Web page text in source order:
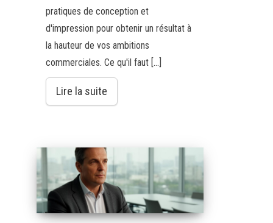
pratiques de conception et
d'impression pour obtenir un résultat à
la hauteur de vos ambitions
commerciales. Ce qu'il faut […]
Lire la suite